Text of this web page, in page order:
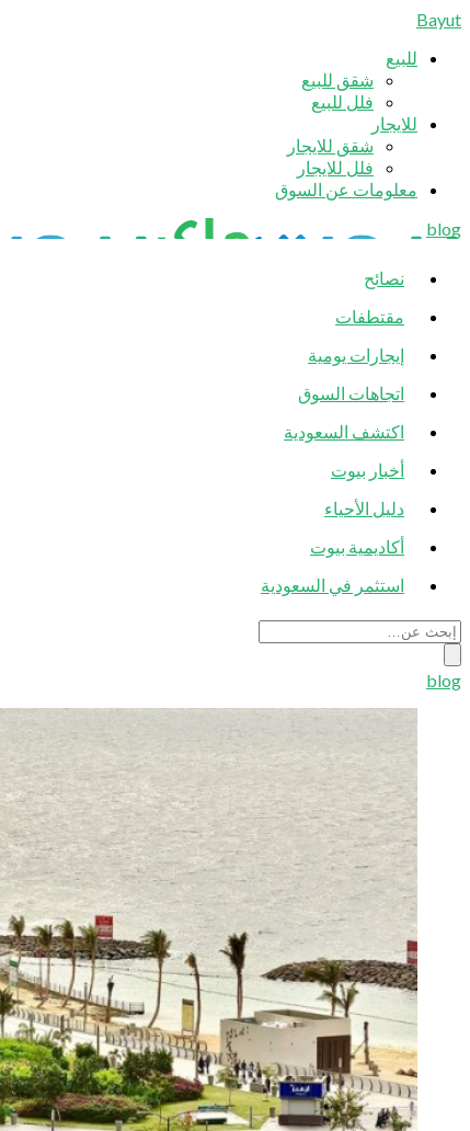
Bayut
للبيع
شقق للبيع
فلل للبيع
للايجار
شقق للايجار
فلل للايجار
معلومات عن السوق
blog
نصائح
مقتطفات
إيجارات يومية
اتجاهات السوق
اكتشف السعودية
أخبار بيوت
دليل الأحياء
أكاديمية بيوت
استثمر في السعودية
blog